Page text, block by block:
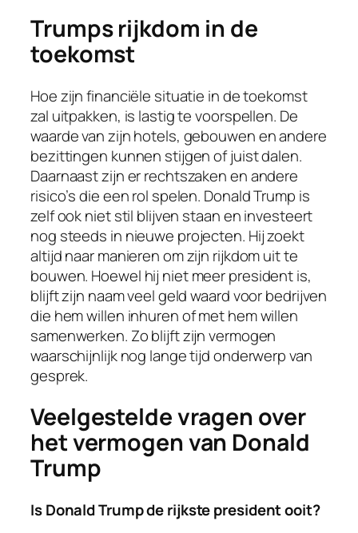
Trumps rijkdom in de
toekomst
Hoe zijn financiële situatie in de toekomst
zal uitpakken, is lastig te voorspellen. De
waarde van zijn hotels, gebouwen en andere
bezittingen kunnen stijgen of juist dalen.
Daarnaast zijn er rechtszaken en andere
risico’s die een rol spelen. Donald Trump is
zelf ook niet stil blijven staan en investeert
nog steeds in nieuwe projecten. Hij zoekt
altijd naar manieren om zijn rijkdom uit te
bouwen. Hoewel hij niet meer president is,
blijft zijn naam veel geld waard voor bedrijven
die hem willen inhuren of met hem willen
samenwerken. Zo blijft zijn vermogen
waarschijnlijk nog lange tijd onderwerp van
gesprek.
Veelgestelde vragen over
het vermogen van Donald
Trump
Is Donald Trump de rijkste president ooit?